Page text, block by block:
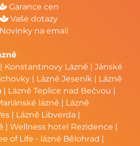
Garance cen
Vaše dotazy
Novinky na email
| Konstantinovy Lázně | Jánské
| Lázně Jeseník | Lázně
| Lázně Teplice nad Bečvou |
lázně | Lázně
| Lázně Libverda |
| Wellness hotel Rezidence |
of Life - lázně Bělohrad |